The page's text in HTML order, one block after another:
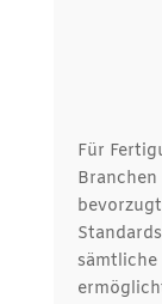
Für
sämtliche